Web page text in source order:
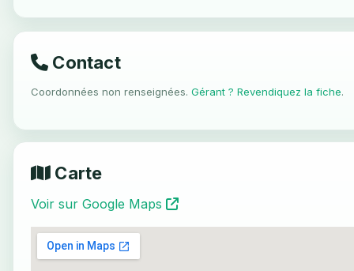
Contact
Coordonnées non renseignées. Gérant ? Revendiquez la fiche.
Carte
Voir sur Google Maps